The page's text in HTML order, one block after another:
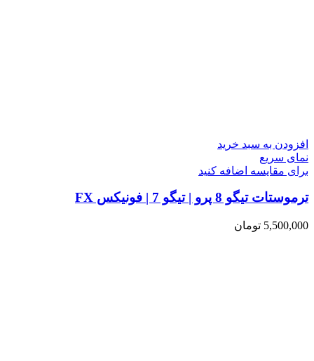
افزودن به سبد خرید
نمای سریع
برای مقایسه اضافه کنید
ترموستات تیگو 8 پرو | تیگو 7 | فونیکس FX
5,500,000 تومان